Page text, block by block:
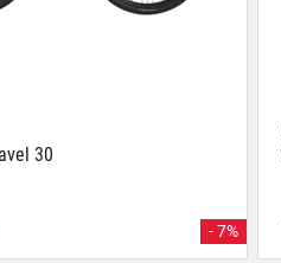
30
- 7%